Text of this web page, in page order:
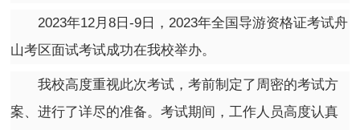
2023年12月8日-9日，2023年全国导游资格证考试舟
山考区面试考试成功在我校举办。
我校高度重视此次考试，考前制定了周密的考试方
案、进行了详尽的准备。考试期间，工作人员高度认真